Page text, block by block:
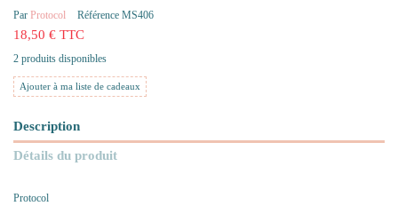
Par Protocol Référence MS406
18,50 € TTC
2 produits disponibles
Ajouter à ma liste de cadeaux
Description
Détails du produit
Protocol